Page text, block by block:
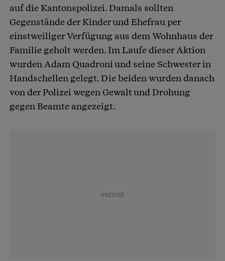
auf die Kantonspolizei. Damals sollten
Gegenstände der Kinder und Ehefrau per
einstweiliger Verfügung aus dem Wohnhaus der
Familie geholt werden. Im Laufe dieser Aktion
wurden Adam Quadroni und seine Schwester in
Handschellen gelegt. Die beiden wurden danach
von der Polizei wegen Gewalt und Drohung
gegen Beamte angezeigt.